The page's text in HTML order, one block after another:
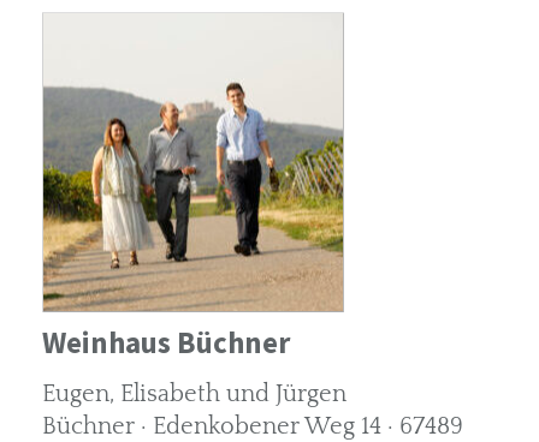
Weinhaus Büchner
Eugen, Elisabeth und Jürgen
Büchner · Edenkobener Weg 14 · 67489